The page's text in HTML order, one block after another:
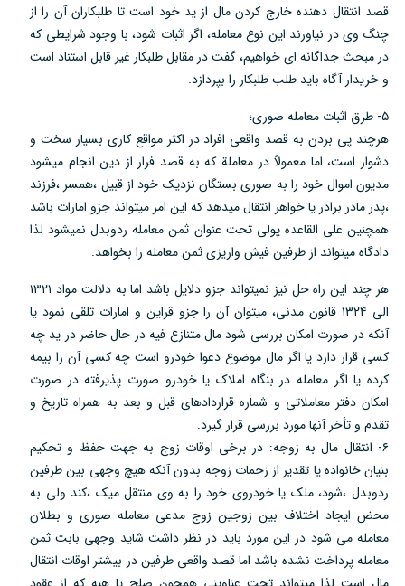
قصد انتقال دهنده خارج کردن مال از ید خود است تا طلبکاران آن را از
چنگ وی در نیاورند این نوع معامله، اگر اثبات شود، با وجود شرایطی که
در مبحث جداگانه ای خواهیم، گفت در مقابل طلبکار غیر قابل استناد است
و خریدار آگاه باید طلب طلبکار را بپردازد.
۵- طرق اثبات معامله صوری؛
هرچند پی بردن به قصد واقعی افراد در اکثر مواقع کاری بسیار سخت و
دشوار است، اما معمولاً در معاملة که به قصد فرار از دین انجام میشود
مدیون اموال خود را به صوری بستگان نزدیک خود از قبیل ،همسر ،فرزند
،پدر مادر برادر یا خواهر انتقال میدهد که این امر میتواند جزو امارات باشد
همچنین علی القاعده پولی تحت عنوان ثمن معامله ردوبدل نمیشود لذا
دادگاه میتواند از طرفین فیش واریزی ثمن معامله را بخواهد.
هر چند این راه حل نیز نمیتواند جزو دلایل باشد اما به دلالت مواد ۱۳۲۱
الی ۱۳۲۴ قانون مدنی، میتوان آن را جزو قراین و امارات تلقی نمود یا
آنکه در صورت امکان بررسی شود مال متنازع فیه در حال حاضر در ید چه
کسی قرار دارد یا اگر مال موضوع دعوا خودرو است چه کسی آن را بیمه
کرده یا اگر معامله در بنگاه املاک یا خودرو صورت پذیرفته در صورت
امکان دفتر معاملاتی و شماره قراردادهای قبل و بعد به همراه تاریخ و
تقدم و تأخر آنها مورد بررسی قرار گیرد.
۶- انتقال مال به زوجه: در برخی اوقات زوج به جهت حفظ و تحکیم
بنیان خانواده یا تقدیر از زحمات زوجه بدون آنکه هیچ وجهی بین طرفین
ردوبدل ،شود، ملک یا خودروی خود را به وی منتقل میک ،کند ولی به
محض ایجاد اختلاف بین زوجین زوج مدعی معامله صوری و بطلان
معامله می شود در این مورد باید در نظر داشت شاید وجهی بابت ثمن
معامله پرداخت نشده باشد اما قصد واقعی طرفین در بیشتر اوقات انتقال